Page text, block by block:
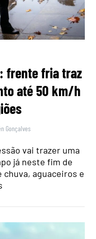
frente fria traz
até 50 km/h
Gonçalves
vai trazer uma
já neste fim de
chuva, aguaceiros e